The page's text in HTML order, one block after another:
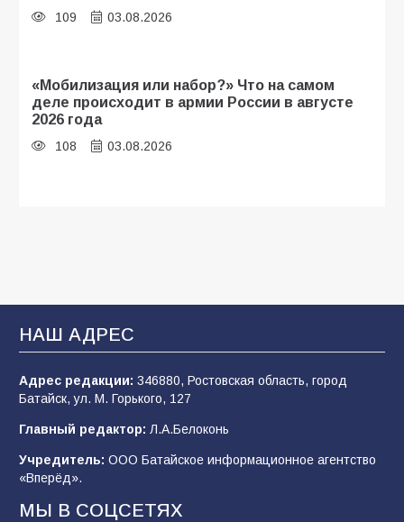
109 03.08.2026
«Мобилизация или набор?» Что на самом
деле происходит в армии России в августе
2026 года
108 03.08.2026
В Батайске продолжаются дорожные работы
107 04.08.2026
В детском саду № 35 дети освоили
строительные профессии в ходе
спортивного праздника
90
НАШ АДРЕС
Адрес редакции: 346880, Ростовская область, город
Батайск, ул. М. Горького, 127
Главный редактор: Л.А.Белоконь
Учредитель: ООО Батайское информационное агентство
«Вперёд».
МЫ В СОЦСЕТЯХ